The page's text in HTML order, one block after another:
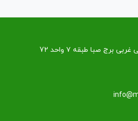
برج صبا طبقه ۷ واحد 72